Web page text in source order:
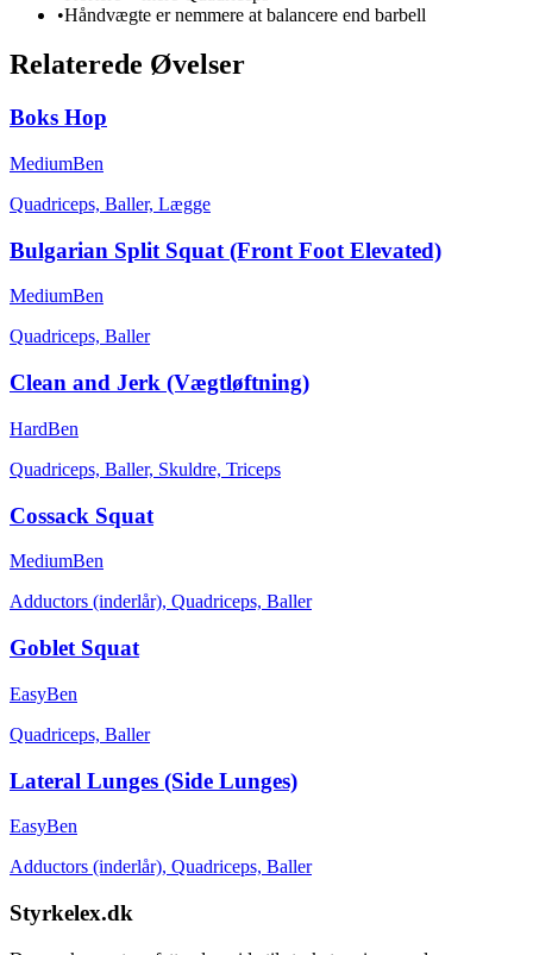
•Håndvægte er nemmere at balancere end barbell
Relaterede Øvelser
Boks Hop
MediumBen
Quadriceps, Baller, Lægge
Bulgarian Split Squat (Front Foot Elevated)
MediumBen
Quadriceps, Baller
Clean and Jerk (Vægtløftning)
HardBen
Quadriceps, Baller, Skuldre, Triceps
Cossack Squat
MediumBen
Adductors (inderlår), Quadriceps, Baller
Goblet Squat
EasyBen
Quadriceps, Baller
Lateral Lunges (Side Lunges)
EasyBen
Adductors (inderlår), Quadriceps, Baller
Styrkelex.dk